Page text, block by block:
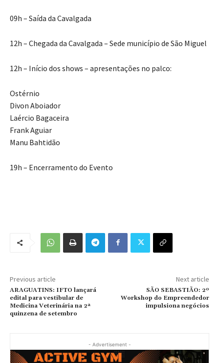
09h – Saída da Cavalgada
12h – Chegada da Cavalgada – Sede município de São Miguel
12h – Início dos shows – apresentações no palco:
Ostérnio
Divon Aboiador
Laércio Bagaceira
Frank Aguiar
Manu Bahtidão
19h – Encerramento do Evento
Previous article
ARAGUATINS: IFTO lançará
edital para vestibular de
Medicina Veterinária na 2ª
quinzena de setembro
Next article
SÃO SEBASTIÃO: 2º
Workshop do Empreendedor
impulsiona negócios
- Advertisement -